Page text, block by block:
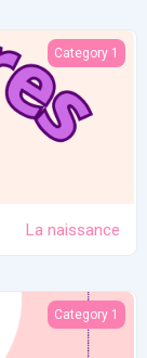
La naissance
Category 1
La naissance
découvrir svp
Category 1